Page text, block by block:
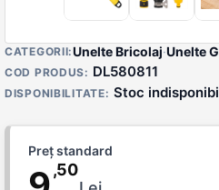
Detalii produs
CATEGORII:Unelte Bricolaj·Unelte
COD PRODUS: DL580811
DISPONIBILITATE: Stoc
Preț standard
,50